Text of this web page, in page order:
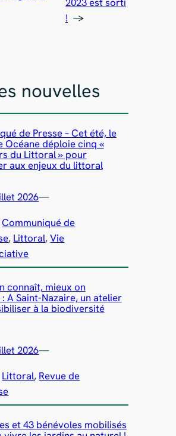
! →
nouvelles
de Presse – Cet été, le
Océane déploie cinq «
du Littoral » pour
aux enjeux du littoral
2026—
Communiqué de
, Littoral, Vie
connaît, mieux on
A Saint-Nazaire, un atelier
à la biodiversité
2026—
Littoral, Revue de
et 43 bénévoles mobilisés